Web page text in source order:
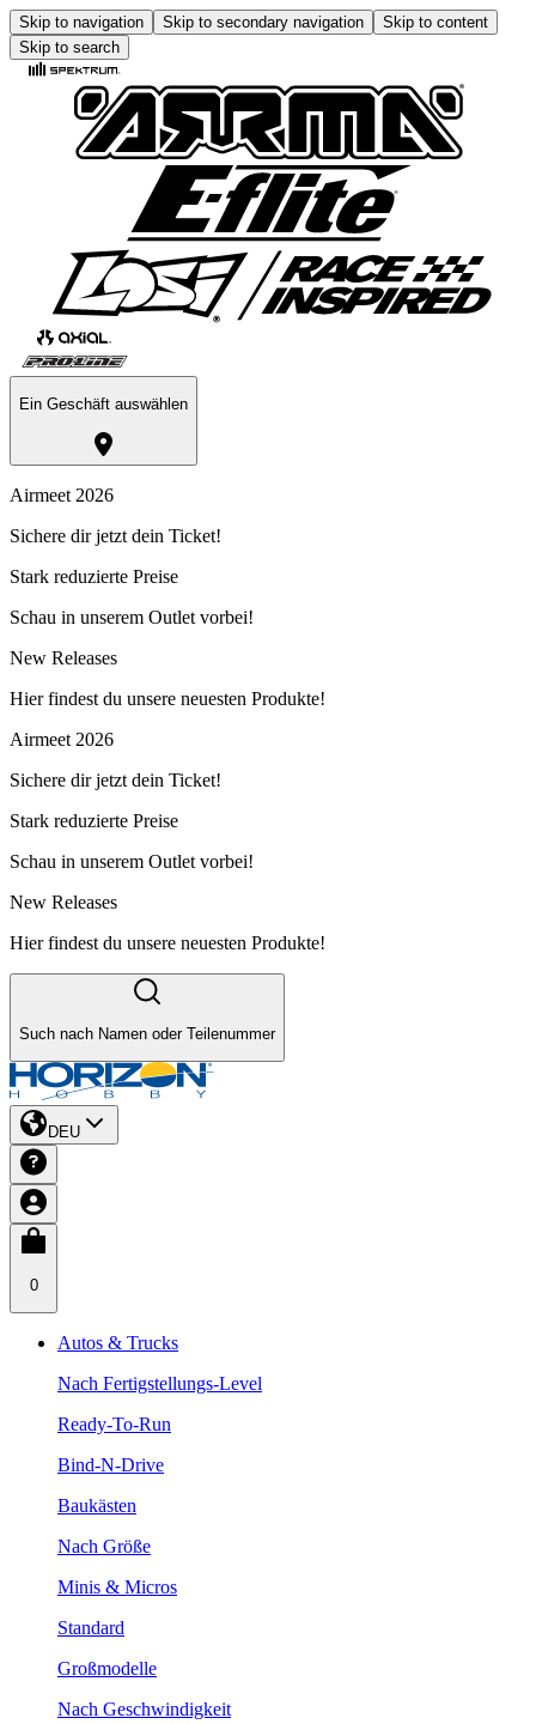
Skip to navigation Skip to secondary navigation
Skip to content
Skip to search
Ein Geschäft auswählen
Airmeet 2026
Sichere dir jetzt dein Ticket!
Stark reduzierte Preise
Schau in unserem Outlet vorbei!
New Releases
Hier findest du unsere neuesten Produkte!
Airmeet 2026
Sichere dir jetzt dein Ticket!
Stark reduzierte Preise
Schau in unserem Outlet vorbei!
New Releases
Hier findest du unsere neuesten Produkte!
Such nach Namen oder Teilenummer
DEU
0
Autos & Trucks
Nach Fertigstellungs-Level
Ready-To-Run
Bind-N-Drive
Baukästen
Nach Größe
Minis & Micros
Standard
Großmodelle
Nach Geschwindigkeit